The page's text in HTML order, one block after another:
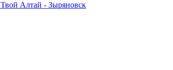
Твой Алтай - Зыряновск